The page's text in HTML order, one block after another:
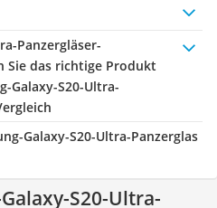
Panzergläser-
Sie das richtige Produkt
Galaxy-S20-Ultra-
Galaxy-S20-Ultra-Panzerglas
S20-Ultra-